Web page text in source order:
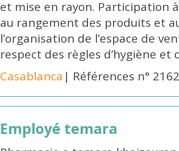
et mise en rayon. Participation
au rangement des produits et
l’organisation de l’espace de
respect des règles d’hygiène et
Casablanca | Références n°
Employé temara